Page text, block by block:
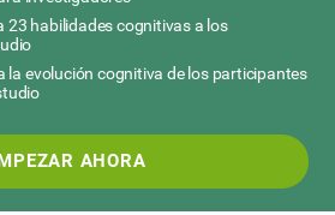
23 habilidades cognitivas a los
la evolución cognitiva de los participantes
AHORA